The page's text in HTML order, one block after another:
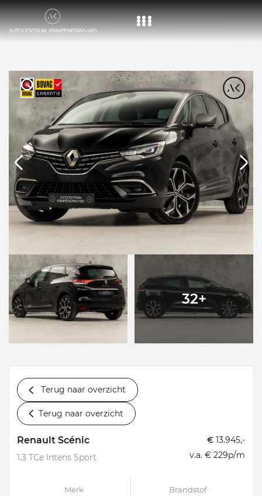
Aanbod
Diensten
Over ons
Vacature
Contact
32+
Terug naar overzicht
Terug naar overzicht
Renault Scénic
1.3 TCe Intens Sport
€ 13.945,-
v.a. € 229p/m
Merk Brandstof